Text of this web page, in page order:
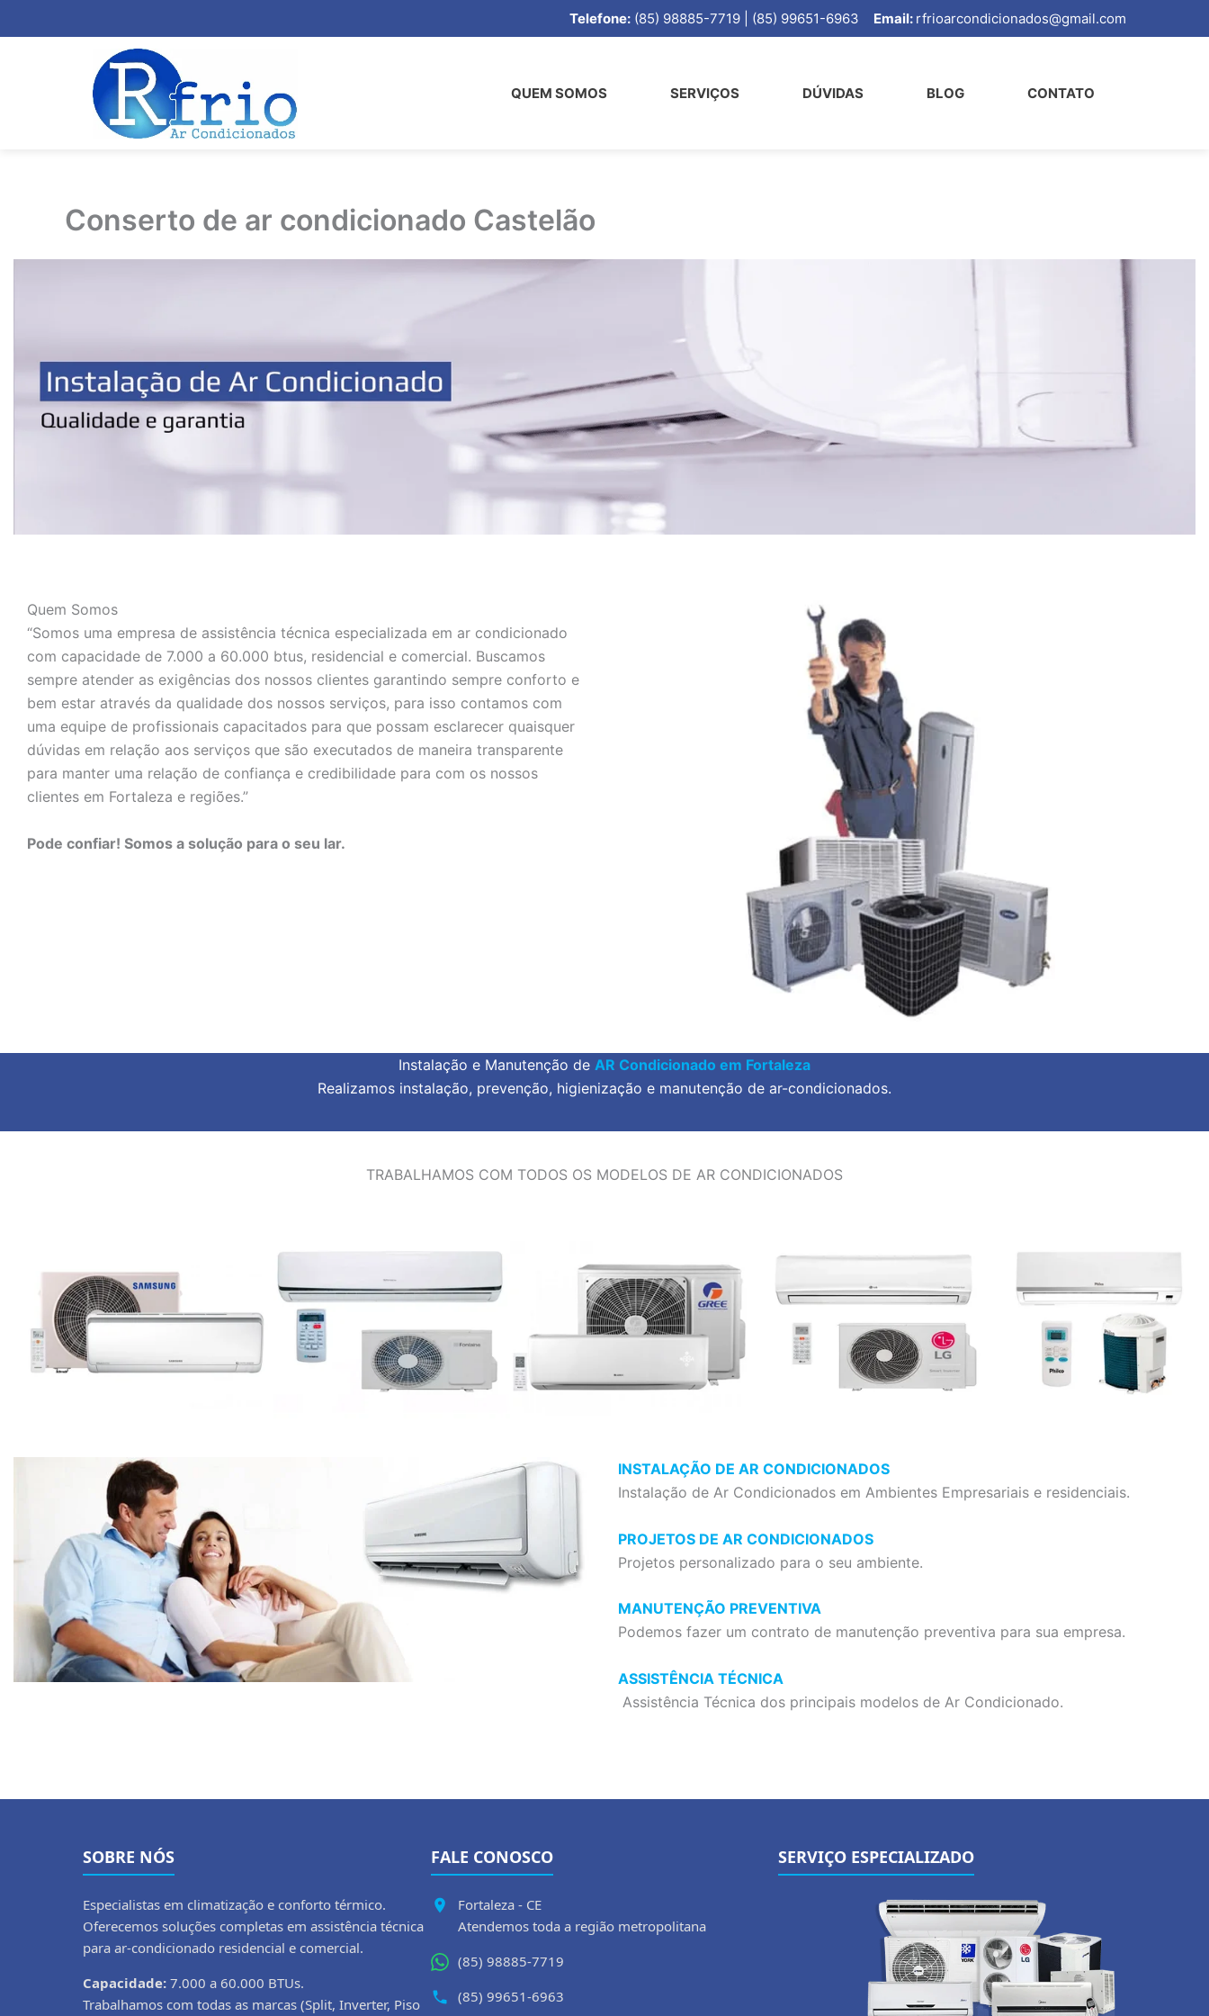
Telefone: (85) 98885-7719 | (85) 99651-6963 Email: rfrioarcondicionados@gmail.com
QUEM SOMOS SERVIÇOS DÚVIDAS BLOG CONTATO
Conserto de ar condicionado Castelão
Quem Somos
“Somos uma empresa de assistência técnica especializada em ar condicionado
com capacidade de 7.000 a 60.000 btus, residencial e comercial. Buscamos
sempre atender as exigências dos nossos clientes garantindo sempre conforto e
bem estar através da qualidade dos nossos serviços, para isso contamos com
uma equipe de profissionais capacitados para que possam esclarecer quaisquer
dúvidas em relação aos serviços que são executados de maneira transparente
para manter uma relação de confiança e credibilidade para com os nossos
clientes em Fortaleza e regiões.”
Pode confiar! Somos a solução para o seu lar.
Instalação e Manutenção de AR Condicionado em Fortaleza
Realizamos instalação, prevenção, higienização e manutenção de ar-condicionados.
TRABALHAMOS COM TODOS OS MODELOS DE AR CONDICIONADOS
INSTALAÇÃO DE AR CONDICIONADOS
Instalação de Ar Condicionados em Ambientes Empresariais e residenciais.
PROJETOS DE AR CONDICIONADOS
Projetos personalizado para o seu ambiente.
MANUTENÇÃO PREVENTIVA
Podemos fazer um contrato de manutenção preventiva para sua empresa.
ASSISTÊNCIA TÉCNICA
Assistência Técnica dos principais modelos de Ar Condicionado.
SOBRE NÓS
Especialistas em climatização e conforto térmico.
Oferecemos soluções completas em assistência técnica
para ar-condicionado residencial e comercial.
Capacidade: 7.000 a 60.000 BTUs.
Trabalhamos com todas as marcas (Split, Inverter, Piso
FALE CONOSCO
Fortaleza - CE
Atendemos toda a região metropolitana
(85) 98885-7719
(85) 99651-6963
SERVIÇO ESPECIALIZADO